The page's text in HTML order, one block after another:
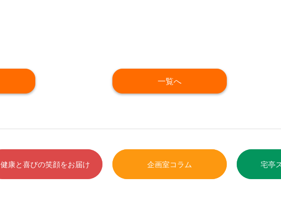
一覧へ
健康と喜びの笑顔をお届け 企画室コラム 宅亭